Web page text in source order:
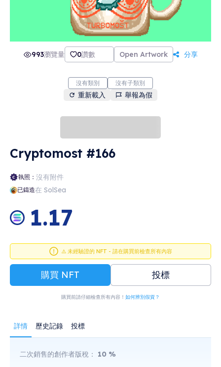
993瀏覽量 0讚數 Open Artwork 分享
沒有類別 沒有子類別
重新載入 舉報為假
Cryptomost #166
執照： 沒有附件
已鑄造在 SolSea
1.17
⚠️ 未經驗證的 NFT - 請在購買前檢查所有內容
購買 NFT 投標
購買前請仔細檢查所有內容！ 如何辨別假貨？
詳情 歷史記錄 投標
二次銷售的創作者版稅： 10 %